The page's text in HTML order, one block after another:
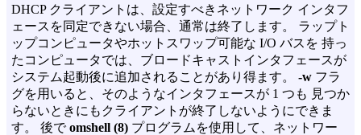
DHCP クライアントは、設定すべきネットワーク インタフ
ェースを同定できない場合、通常は終了します。 ラップト
ップコンピュータやホットスワップ可能な I/O バスを 持っ
たコンピュータでは、ブロードキャストインタフェースが
システム起動後に追加されることがあり得ます。 -w フラ
グを用いると、そのようなインタフェースが 1 つも 見つか
らないときにもクライアントが終了しないようにできま
す。 後でomshell (8) プログラムを使用して、ネットワー